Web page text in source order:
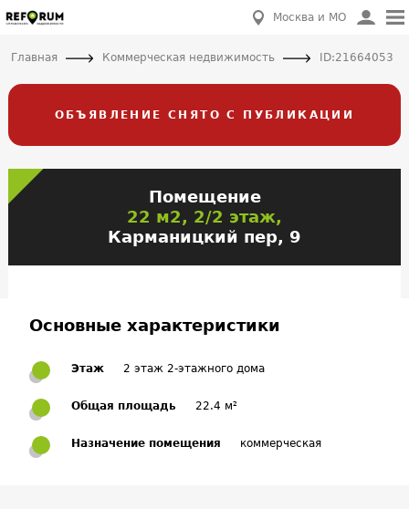
Москва и МО
Главная Коммерческая недвижимость ID:21664053
ОБЪЯВЛЕНИЕ СНЯТО С ПУБЛИКАЦИИ
Помещение
22 м2, 2/2 этаж,
Карманицкий пер, 9
Основные характеристики
Этаж 2 этаж 2-этажного дома
Общая площадь 22.4 м²
Назначение помещения коммерческая